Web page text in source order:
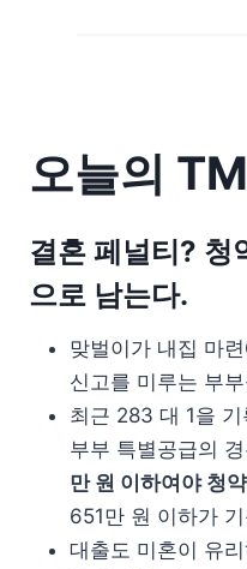
오늘의
결혼 페널티? 청
으로 남는다.
맞벌이가 내집 마
신고를 미루는 부
최근 283 대 1을
부부 특별공급의
만 원 이하여야 청
651만 원 이하가
대출도 미혼이 유